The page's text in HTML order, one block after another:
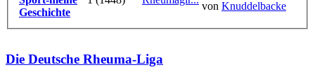
Geschichte
von Knuddelbacke
Die Deutsche Rheuma-Liga